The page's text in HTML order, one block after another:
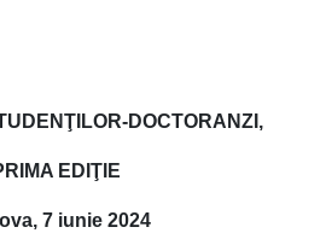
DOCTORANZI,
EDIŢIE
7 iunie 2024